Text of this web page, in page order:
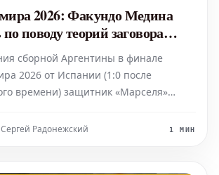
2026: Факундо Медина
поводу теорий заговора
сборной Аргентины в финале
2026 от Испании (1:0 после
времени) защитник «Марселя»
предположения о каких-то
Сергей Радонежский 1 МИН